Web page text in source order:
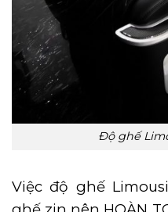
Độ ghế
Việc độ ghế